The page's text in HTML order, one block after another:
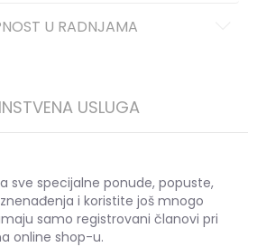
U RADNJAMA
USLUGA
sve specijalne ponude, popuste,
i koristite još mnogo
samo registrovani članovi pri
online shop-u.